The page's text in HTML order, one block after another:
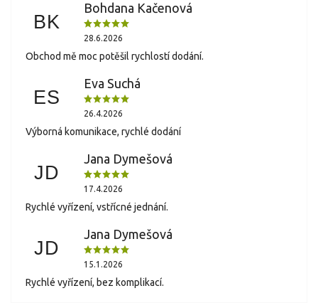
BK
Bohdana Kačenová
28.6.2026
Obchod mě moc potěšil rychlostí dodání.
ES
Eva Suchá
26.4.2026
Výborná komunikace, rychlé dodání
JD
Jana Dymešová
17.4.2026
Rychlé vyřízení, vstřícné jednání.
JD
Jana Dymešová
15.1.2026
Rychlé vyřízení, bez komplikací.